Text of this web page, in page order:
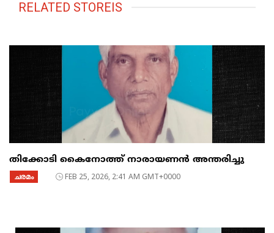
RELATED STOREIS
തിക്കോടി കൈനോത്ത് നാരായണൻ അന്തരിച്ചു
ചരമം FEB 25, 2026, 2:41 AM GMT+0000